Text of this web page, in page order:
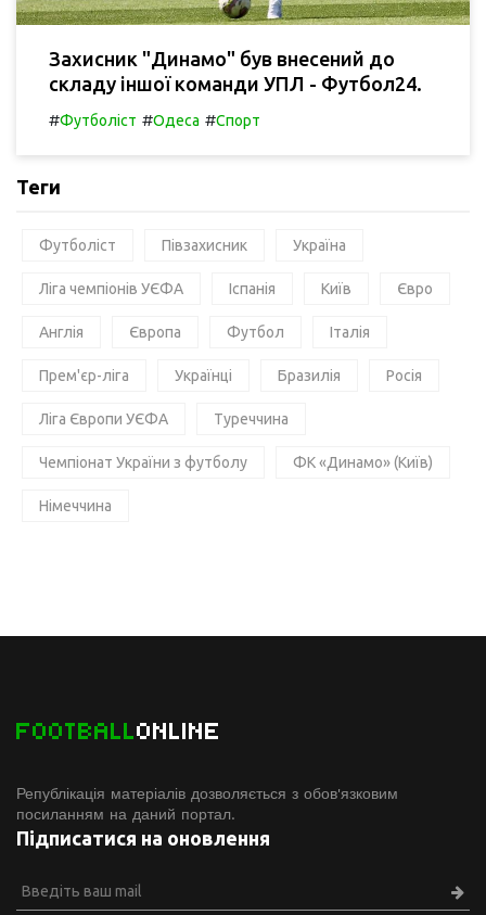
Захисник "Динамо" був внесений до
складу іншої команди УПЛ - Футбол24.
#Футболіст #Одеса #Спорт
Теги
Футболіст Півзахисник Україна
Ліга чемпіонів УЄФА Іспанія Київ Євро
Англія Європа Футбол Італія
Прем'єр-ліга Українці Бразилія Росія
Ліга Європи УЄФА Туреччина
Чемпіонат України з футболу ФК «Динамо» (Київ)
Німеччина
FOOTBALLONLINE
Републікація матеріалів дозволяється з обов'язковим
посиланням на даний портал.
Підписатися на оновлення